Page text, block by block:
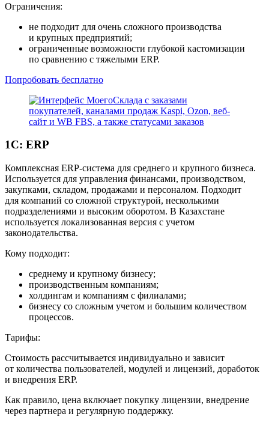
Ограничения:
не подходит для очень сложного производства
и крупных предприятий;
ограниченные возможности глубокой кастомизации
по сравнению с тяжелыми ERP.
Попробовать бесплатно
1С: ERP
Комплексная ERP-система для среднего и крупного бизнеса.
Используется для управления финансами, производством,
закупками, складом, продажами и персоналом. Подходит
для компаний со сложной структурой, несколькими
подразделениями и высоким оборотом. В Казахстане
используется локализованная версия с учетом
законодательства.
Кому подходит:
среднему и крупному бизнесу;
производственным компаниям;
холдингам и компаниям с филиалами;
бизнесу со сложным учетом и большим количеством
процессов.
Тарифы:
Стоимость рассчитывается индивидуально и зависит
от количества пользователей, модулей и лицензий, доработок
и внедрения ERP.
Как правило, цена включает покупку лицензии, внедрение
через партнера и регулярную поддержку.